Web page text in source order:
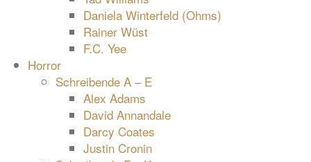
Daniela Winterfeld (Ohms)
Rainer Wüst
F.C. Yee
Horror
Schreibende A – E
Alex Adams
David Annandale
Darcy Coates
Justin Cronin